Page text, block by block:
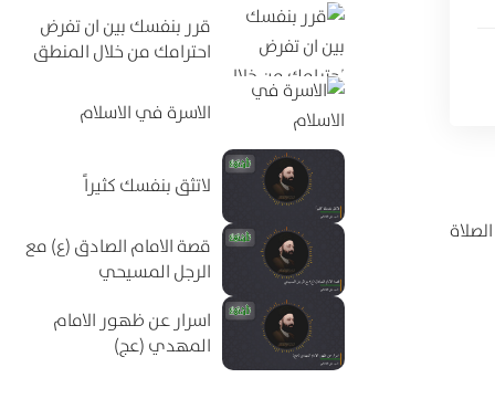
قرر بنفسك بين ان تفرض
احترامك من خلال المنطق
الاسرة في الاسلام
لاتثق بنفسك كثيراً
قصة الامام الصادق (ع) مع
الرجل المسيحي
اسرار عن ظهور الامام
المهدي (عج)